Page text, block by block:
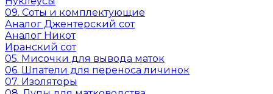
09. Соты и комплектующие
Аналог Джентерский сот
Аналог Никот
Иранский сот
05. Мисочки для вывода маток
06. Шпатели для переноса личинок
07. Изоляторы